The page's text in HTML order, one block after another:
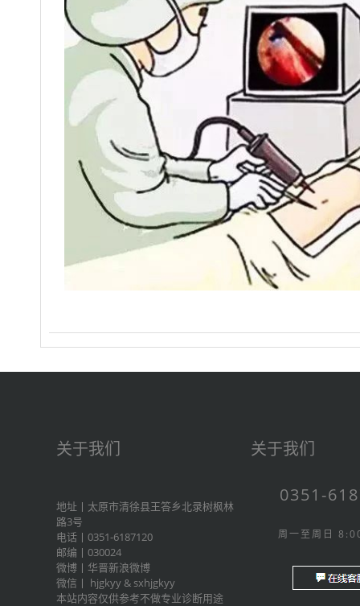
关于我们
地址丨太原市清徐县王答乡北录树枫林
路3号
电话丨0351-6187120
邮编丨030024
微博丨 华晋新浪微博
微信丨 hjgkyy & sxhjgkyy
本站内容仅供参考不做专业诊断用途
关于我们
0351-
周一至周日